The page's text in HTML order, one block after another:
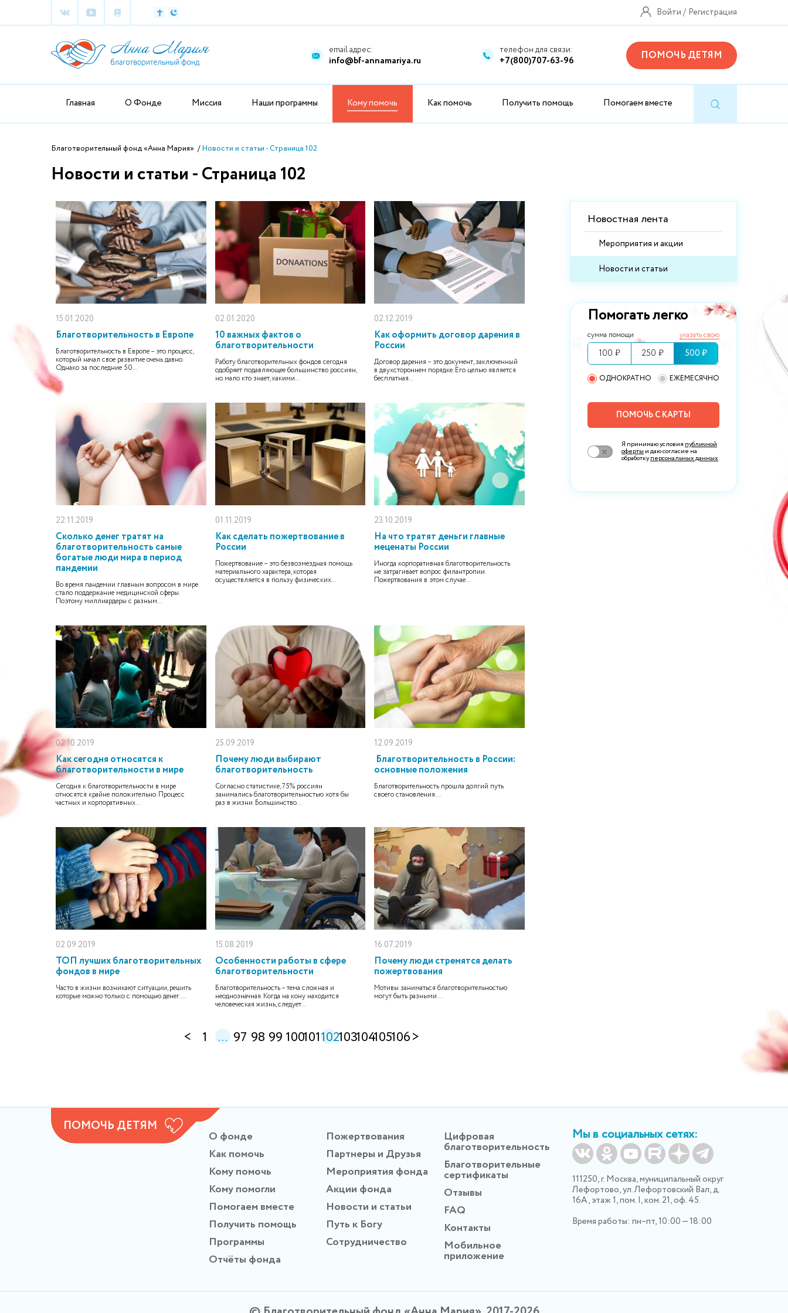
Войти Регистрация
email адрес:
info@bf-annamariya.ru
телефон для связи:
+7(800)707-63-96 ПОМОЧЬ ДЕТЯМ
Главная О Фонде Миссия Наши программы Кому помочь Как помочь Получить помощь Помогаем вместе
Благотворительный фонд «Анна Мария» Новости и статьи - Страница 102
Новости и статьи - Страница 102
Новостная лента
Мероприятия и акции
Новости и статьи
Помогать легко
сумма помощи указать свою
100 ₽ 250 ₽ 500 ₽
ОДНОКРАТНО ЕЖЕМЕСЯЧНО
ПОМОЧЬ С КАРТЫ
Я принимаю условия публичной
оферты и даю согласие на
обработкуперсональных данных.
15.01.2020
Благотворительность в Европе
Благотворительность в Европе – это процесс,
который начал свое развитие очень давно.
Однако за последние 50...
02.01.2020
10 важных фактов о
благотворительности
Работу благотворительных фондов сегодня
одобряет подавляющее большинство россиян,
но мало кто знает, какими...
02.12.2019
Как оформить договор дарения в
России
Договор дарения – это документ, заключенный
в двухстороннем порядке. Его целью является
бесплатная...
22.11.2019
Сколько денег тратят на
благотворительность самые
богатые люди мира в период
пандемии
Во время пандемии главным вопросом в мире
стало поддержание медицинской сферы.
Поэтому миллиардеры с разным...
01.11.2019
Как сделать пожертвование в
России
Пожертвование – это безвозмездная помощь
материального характера, которая
осуществляется в пользу физических...
23.10.2019
На что тратят деньги главные
меценаты России
Иногда корпоративная благотворительность
не затрагивает вопрос филантропии.
Пожертвования в этом случае...
02.10.2019
Как сегодня относятся к
благотворительности в мире
Сегодня к благотворительности в мире
относятся крайне положительно. Процесс
частных и корпоративных...
25.09.2019
Почему люди выбирают
благотворительность
Согласно статистике, 75% россиян
занимались благотворительностью хотя бы
раз в жизни. Большинство...
12.09.2019
Благотворительность в России:
основные положения
Благотворительность прошла долгий путь
своего становления....
02.09.2019
ТОП лучших благотворительных
фондов в мире
Часто в жизни возникают ситуации, решить
которые можно только с помощью денег....
15.08.2019
Особенности работы в сфере
благотворительности
Благотворительность – тема сложная и
неоднозначная. Когда на кону находится
человеческая жизнь, следует...
16.07.2019
Почему люди стремятся делать
пожертвования
Мотивы заниматься благотворительностью
могут быть разными....
< 1 ... 97 98 99 100101102103104105106>
ПОМОЧЬ ДЕТЯМ
О фонде
Как помочь
Кому помочь
Кому помогли
Помогаем вместе
Получить помощь
Программы
Отчёты фонда
Пожертвования
Партнеры и Друзья
Мероприятия фонда
Акции фонда
Новости и статьи
Путь к Богу
Сотрудничество
Цифровая
благотворительность
Благотворительные
сертификаты
Отзывы
FAQ
Контакты
Мобильное
приложение
Мы в социальных сетях:
111250, г. Москва, муниципальный округ
Лефортово, ул. Лефортовский Вал, д.
16А, этаж 1, пом. I, ком. 21, оф. 45.
Время работы: пн–пт, 10:00 — 18:00